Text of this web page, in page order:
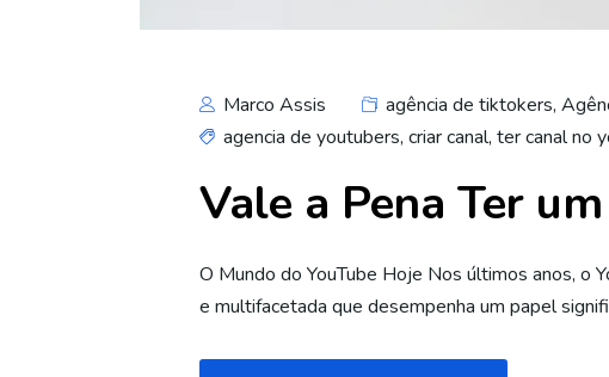
Marco Assis agência de tiktokers,
agencia de youtubers, criar canal, ter canal no
Vale a Pena Ter
O Mundo do YouTube Hoje Nos últimos anos, o
e multifacetada que desempenha um papel